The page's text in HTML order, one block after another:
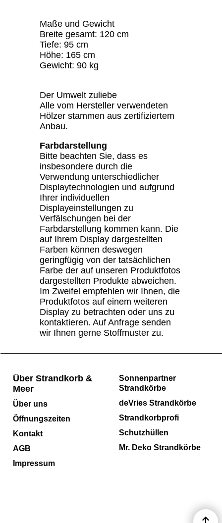
Maße und Gewicht
Breite gesamt: 120 cm
Tiefe: 95 cm
Höhe: 165 cm
Gewicht: 90 kg
Der Umwelt zuliebe
Alle vom Hersteller verwendeten
Hölzer stammen aus zertifiziertem
Anbau.
Farbdarstellung
Bitte beachten Sie, dass es
insbesondere durch die
Verwendung unterschiedlicher
Displaytechnologien und aufgrund
Ihrer individuellen
Displayeinstellungen zu
Verfälschungen bei der
Farbdarstellung kommen kann. Die
auf Ihrem Display dargestellten
Farben können deswegen
geringfügig von der tatsächlichen
Farbe der auf unseren Produktfotos
dargestellten Produkte abweichen.
Im Zweifel empfehlen wir Ihnen, die
Produktfotos auf einem weiteren
Display zu betrachten oder uns zu
kontaktieren. Auf Anfrage senden
wir Ihnen gerne Stoffmuster zu.
Sonnenpartner
Strandkörbe
deVries Strandkörbe
Strandkorbprofi
Schutzhüllen
Mr. Deko Strandkörbe
Über Strandkorb &
Meer
Über uns
Öffnungszeiten
Kontakt
AGB
Impressum